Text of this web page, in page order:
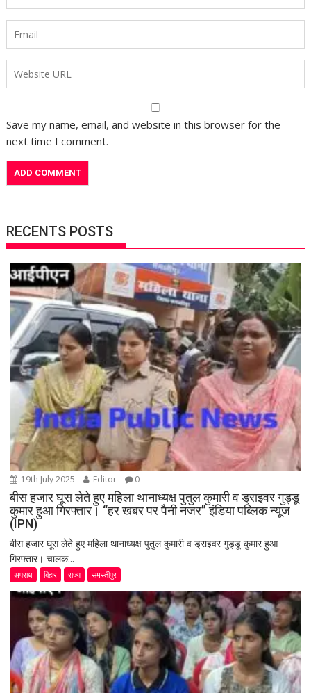
Save my name, email, and website in this browser for the
next time I comment.
RECENTS POSTS
19th July 2025 Editor 0
बीस हजार घूस लेते हुए महिला थानाध्यक्ष पुतुल कुमारी व ड्राइवर गुड्डू
कुमार हुआ गिरफ्तार। “हर खबर पर पैनी नजर” इंडिया पब्लिक न्यूज
(IPN)
बीस हजार घूस लेते हुए महिला थानाध्यक्ष पुतुल कुमारी व ड्राइवर गुड्डू कुमार हुआ
गिरफ्तार। चालक...
अपराध बिहार राज्य समस्तीपुर